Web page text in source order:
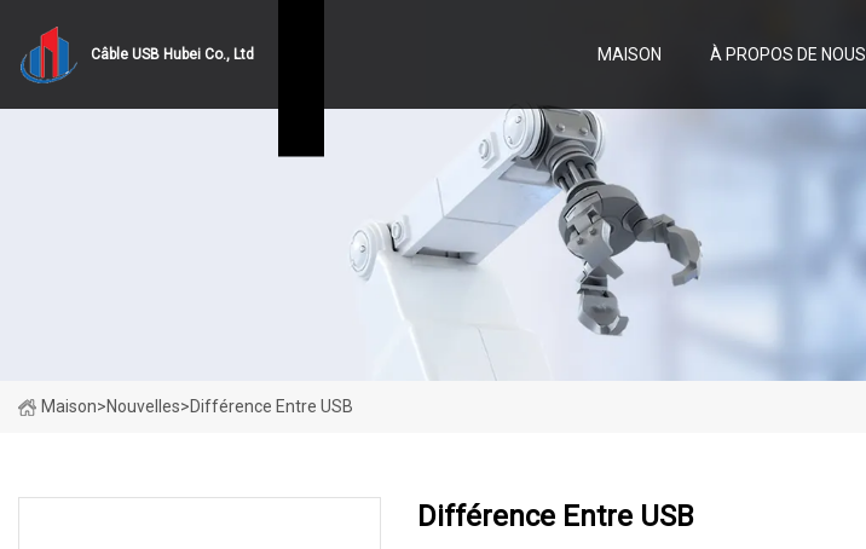
Câble USB Hubei Co., Ltd MAISON À PROPOS DE NOUS
Maison>Nouvelles>Différence Entre USB
Différence Entre USB